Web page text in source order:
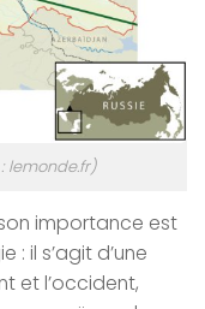
lemonde.fr)
importance est
il s’agit d’une
et l’occident,